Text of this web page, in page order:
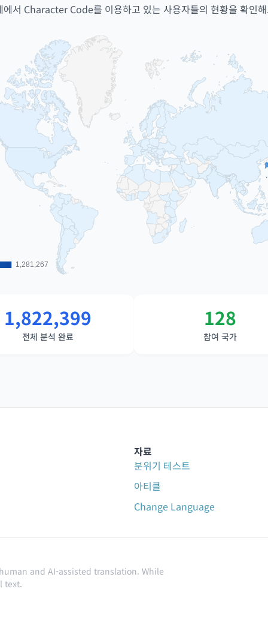
에서 Character Code를 이용하고 있는 사용자들의 현황을 확인
1,281,267
1,281,267
1,822,399
전체 분석 완료
128
참여 국가
자료
분위기 테스트
아티클
Change Language
and AI-assisted translation. While
text.